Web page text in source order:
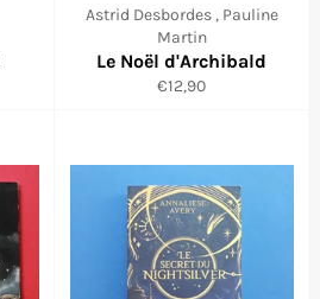
Astrid Desbordes , Pauline
Martin
Le Noël d'Archibald
Prix
€12,90